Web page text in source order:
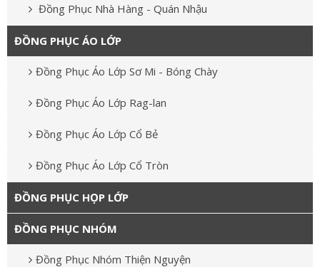
Đồng Phục Nhà Hàng - Quán Nhậu
ĐỒNG PHỤC ÁO LỚP
Đồng Phục Áo Lớp Sơ Mi - Bóng Chày
Đồng Phục Áo Lớp Rag-lan
Đồng Phục Áo Lớp Cổ Bẻ
Đồng Phục Áo Lớp Cổ Tròn
ĐỒNG PHỤC HỌP LỚP
ĐỒNG PHỤC NHÓM
Đồng Phục Nhóm Thiện Nguyện